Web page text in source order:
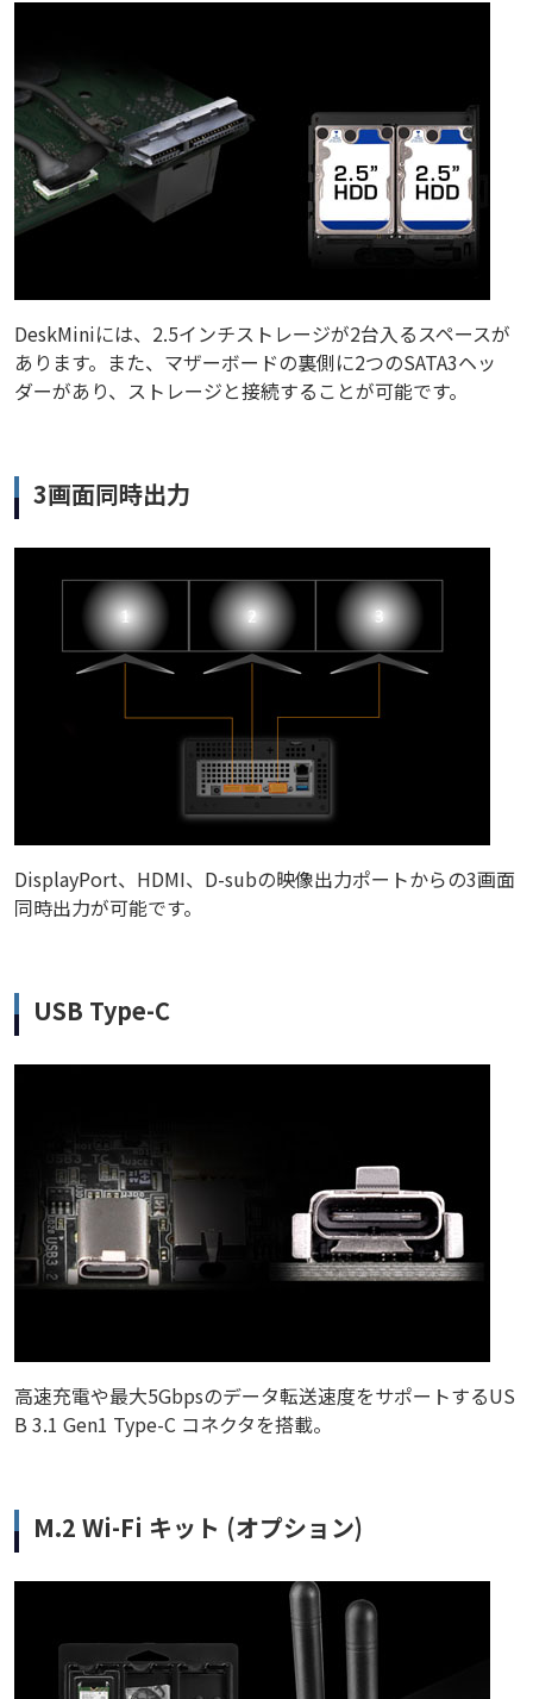
DeskMiniには、2.5インチストレージが2台入るスペースが
あります。また、マザーボードの裏側に2つのSATA3ヘッ
ダーがあり、ストレージと接続することが可能です。
3画面同時出力
DisplayPort、HDMI、D-subの映像出力ポートからの3画面
同時出力が可能です。
USB Type-C
高速充電や最大5Gbpsのデータ転送速度をサポートするUS
B 3.1 Gen1 Type-C コネクタを搭載。
M.2 Wi-Fi キット (オプション)